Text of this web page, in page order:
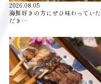
2026.08.05
海鮮好きの方にぜひ味わっていた
だき…